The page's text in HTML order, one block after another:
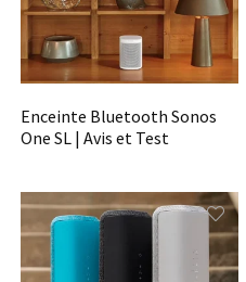
Enceinte Bluetooth Sonos
One SL | Avis et Test